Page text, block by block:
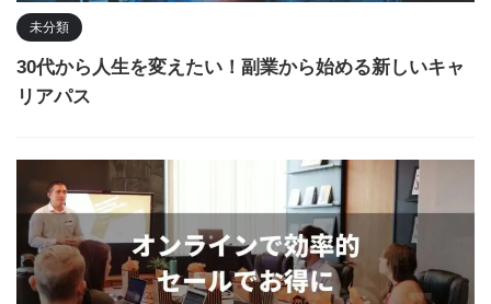
未分類
30代から人生を変えたい！副業から始める新しいキャ
リアパス